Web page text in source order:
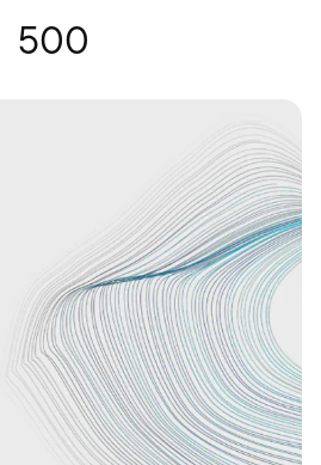
500